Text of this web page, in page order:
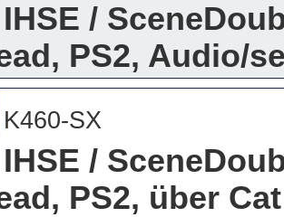
IHSE /
PS2, Audio/
K460-SX
IHSE /
PS2, über